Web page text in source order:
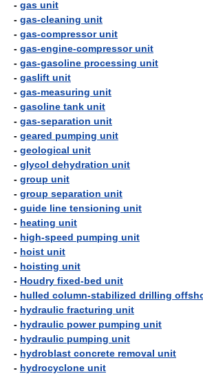
- gas unit
- gas-cleaning unit
- gas-compressor unit
- gas-engine-compressor unit
- gas-gasoline processing unit
- gaslift unit
- gas-measuring unit
- gasoline tank unit
- gas-separation unit
- geared pumping unit
- geological unit
- glycol dehydration unit
- group unit
- group separation unit
- guide line tensioning unit
- heating unit
- high-speed pumping unit
- hoist unit
- hoisting unit
- Houdry fixed-bed unit
- hulled column-stabilized drilling
- hydraulic fracturing unit
- hydraulic power pumping unit
- hydraulic pumping unit
- hydroblast concrete removal unit
- hydrocyclone unit